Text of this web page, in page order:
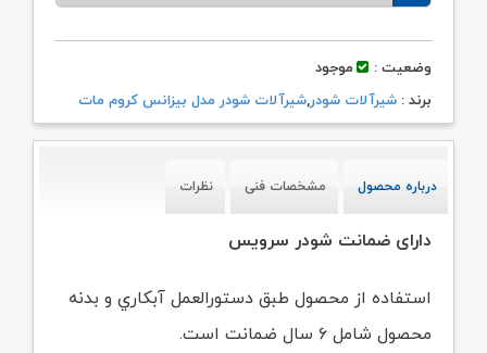
وضعیت :
موجود
برند : شیرآلات شودر,شیرآلات شودر مدل بیزانس کروم مات
درباره محصول مشخصات فنی نظرات
دارای ضمانت شودر سرویس
استفاده از محصول طبق دستورالعمل آبکاري و بدنه
محصول شامل ۶ سال ضمانت است.